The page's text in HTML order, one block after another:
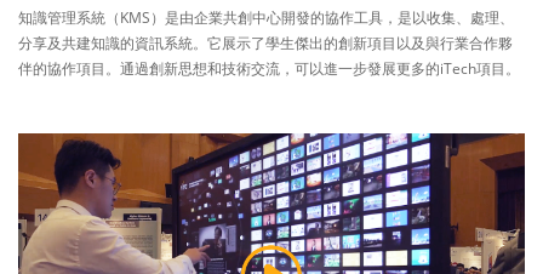
知識管理系統（KMS）是由企業共創中心開發的協作工具，是以收集、處理、
分享及共建知識的資訊系統。它展示了學生傑出的創新項目以及與行業合作夥
伴的協作項目。通過創新思想和技術交流，可以進一步發展更多的iTech項目。